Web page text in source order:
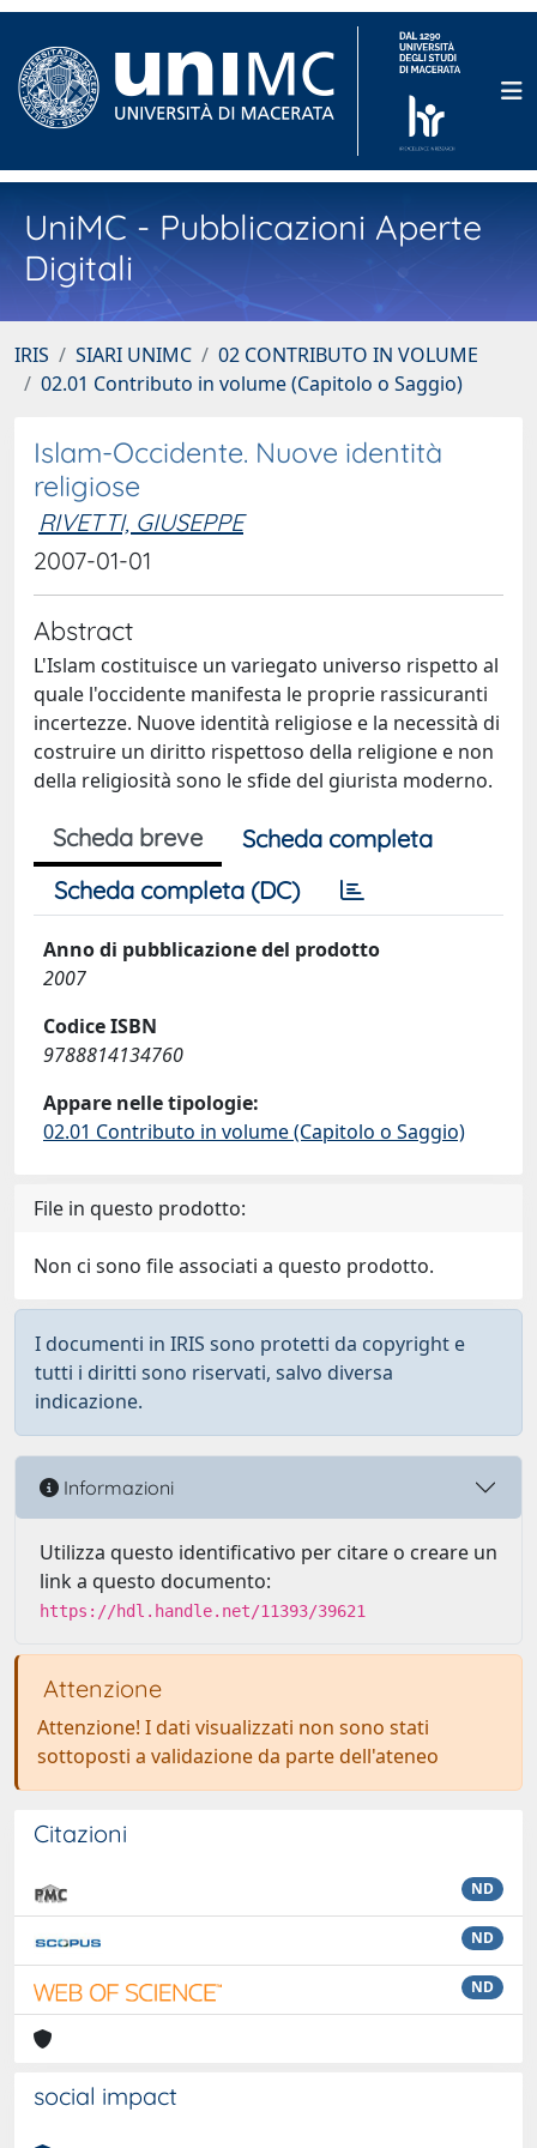
UniMC - Pubblicazioni Aperte
Digitali
IRIS SIARI UNIMC
02 CONTRIBUTO IN VOLUME
02.01 Contributo in volume (Capitolo o Saggio)
Islam-Occidente. Nuove identità
religiose
RIVETTI, GIUSEPPE
2007-01-01
Abstract
L'Islam costituisce un variegato universo rispetto al
quale l'occidente manifesta le proprie rassicuranti
incertezze. Nuove identità religiose e la necessità di
costruire un diritto rispettoso della religione e non
della religiosità sono le sfide del giurista moderno.
Scheda breve
Scheda completa
Scheda completa (DC)
Anno di pubblicazione del prodotto
2007
Codice ISBN
9788814134760
Appare nelle tipologie:
02.01 Contributo in volume (Capitolo o Saggio)
File in questo prodotto:
Non ci sono file associati a questo prodotto.
I documenti in IRIS sono protetti da copyright e
tutti i diritti sono riservati, salvo diversa
indicazione.
Informazioni
Utilizza questo identificativo per citare o creare un
link a questo documento:
https://hdl.handle.net/11393/39621
Attenzione
Attenzione! I dati visualizzati non sono stati
sottoposti a validazione da parte dell'ateneo
Citazioni
ND
ND
ND
social impact